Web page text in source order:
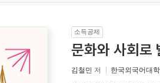
소득공제
문화와 사회로
김철민 저 한국외국어대